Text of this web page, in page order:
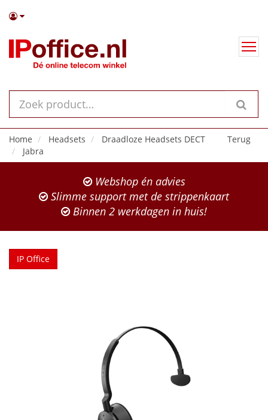
Terug
Home Headsets
Draadloze Headsets DECT
Jabra
Webshop én advies
Slimme support met de strippenkaart
Binnen 2 werkdagen in huis!
IP Office